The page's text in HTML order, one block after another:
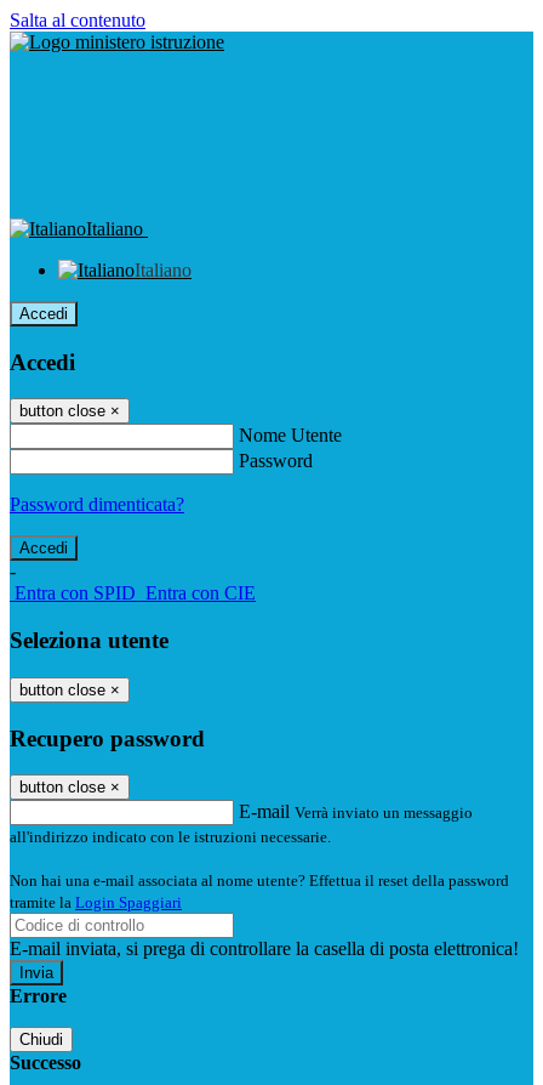
Salta al contenuto
Italiano
Italiano
Accedi
Accedi
button close ×
Nome Utente
Password
Password dimenticata?
-
Entra con SPID Entra con CIE
Seleziona utente
button close ×
Recupero password
button close ×
E-mail Verrà inviato un messaggio
all'indirizzo indicato con le istruzioni necessarie.
Non hai una e-mail associata al nome utente? Effettua il reset della password
tramite la Login Spaggiari
E-mail inviata, si prega di controllare la casella di posta elettronica!
Errore
Chiudi
Successo